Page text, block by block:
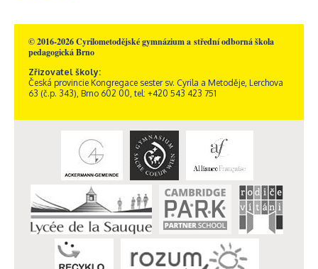
© 2016-2026 Cyrilometodějské gymnázium a střední odborná škola
pedagogická Brno
Zřizovatel školy:
Česká provincie Kongregace sester sv. Cyrila a Metoděje, Lerchova
63 (č.p. 343), Brno 602 00, tel: +420 543 423 751